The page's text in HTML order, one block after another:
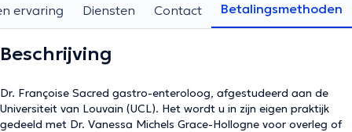
ervaring Diensten Contact Betalingsmethoden
Beschrijving
Dr. Françoise Sacred gastro-enteroloog, afgestudeerd aan de
Universiteit van Louvain (UCL). Het wordt u in zijn eigen praktijk
gedeeld met Dr. Vanessa Michels Grace-Hollogne voor overleg of